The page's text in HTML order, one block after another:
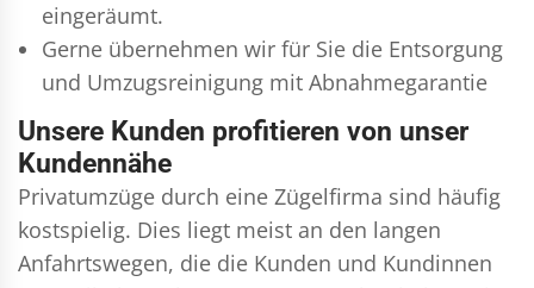
eingeräumt.
Gerne übernehmen wir für Sie die Entsorgung
und Umzugsreinigung mit Abnahmegarantie
Unsere Kunden profitieren von unser
Kundennähe
Privatumzüge durch eine Zügelfirma sind häufig
kostspielig. Dies liegt meist an den langen
Anfahrtswegen, die die Kunden und Kundinnen